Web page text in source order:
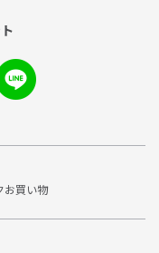
お買い物